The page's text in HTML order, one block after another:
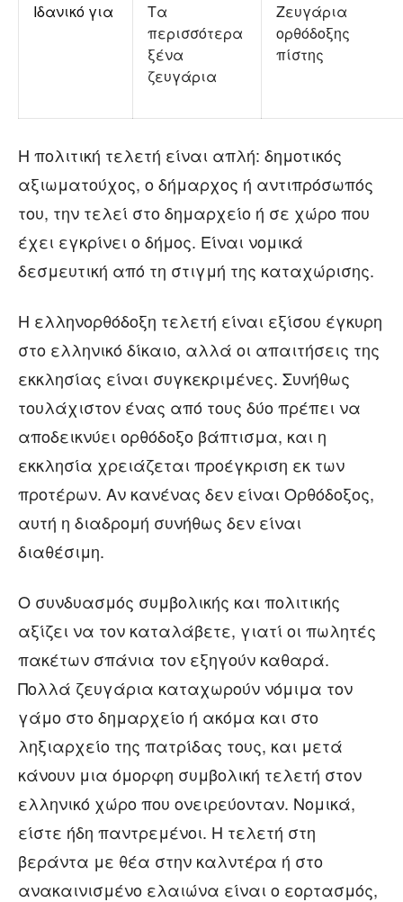
Ιδανικό για
Τα
περισσότερα
ξένα
ζευγάρια
Ζευγάρια
ορθόδοξης
πίστης
Η πολιτική τελετή είναι απλή: δημοτικός
αξιωματούχος, ο δήμαρχος ή αντιπρόσωπός
του, την τελεί στο δημαρχείο ή σε χώρο που
έχει εγκρίνει ο δήμος. Είναι νομικά
δεσμευτική από τη στιγμή της καταχώρισης.
Η ελληνορθόδοξη τελετή είναι εξίσου έγκυρη
στο ελληνικό δίκαιο, αλλά οι απαιτήσεις της
εκκλησίας είναι συγκεκριμένες. Συνήθως
τουλάχιστον ένας από τους δύο πρέπει να
αποδεικνύει ορθόδοξο βάπτισμα, και η
εκκλησία χρειάζεται προέγκριση εκ των
προτέρων. Αν κανένας δεν είναι Ορθόδοξος,
αυτή η διαδρομή συνήθως δεν είναι
διαθέσιμη.
Ο συνδυασμός συμβολικής και πολιτικής
αξίζει να τον καταλάβετε, γιατί οι πωλητές
πακέτων σπάνια τον εξηγούν καθαρά.
Πολλά ζευγάρια καταχωρούν νόμιμα τον
γάμο στο δημαρχείο ή ακόμα και στο
ληξιαρχείο της πατρίδας τους, και μετά
κάνουν μια όμορφη συμβολική τελετή στον
ελληνικό χώρο που ονειρεύονταν. Νομικά,
είστε ήδη παντρεμένοι. Η τελετή στη
βεράντα με θέα στην καλντέρα ή στο
ανακαινισμένο ελαιώνα είναι ο εορτασμός,